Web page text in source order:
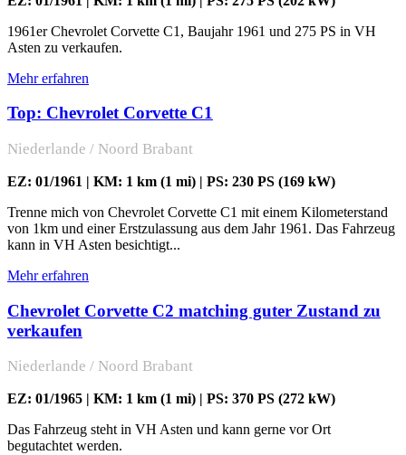
1961er Chevrolet Corvette C1, Baujahr 1961 und 275 PS in VH
Asten zu verkaufen.
Mehr erfahren
Top: Chevrolet Corvette C1
Niederlande / Noord Brabant
EZ: 01/1961 | KM: 1 km (1 mi) | PS: 230 PS (169 kW)
Trenne mich von Chevrolet Corvette C1 mit einem Kilometerstand
von 1km und einer Erstzulassung aus dem Jahr 1961. Das Fahrzeug
kann in VH Asten besichtigt...
Mehr erfahren
Chevrolet Corvette C2 matching guter Zustand zu
verkaufen
Niederlande / Noord Brabant
EZ: 01/1965 | KM: 1 km (1 mi) | PS: 370 PS (272 kW)
Das Fahrzeug steht in VH Asten und kann gerne vor Ort
begutachtet werden.